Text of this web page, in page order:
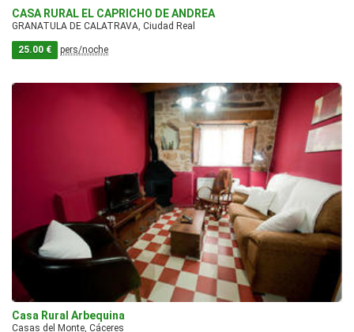
CASA RURAL EL CAPRICHO DE ANDREA
GRANATULA DE CALATRAVA, Ciudad Real
25.00 € pers/noche
Casa Rural Arbequina
Casas del Monte, Cáceres